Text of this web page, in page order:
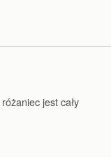
różaniec jest cały